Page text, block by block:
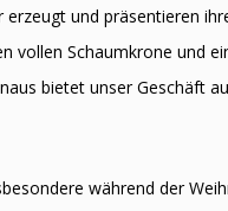
und präsentieren
Schaumkrone und
bietet unser Geschäft
während der